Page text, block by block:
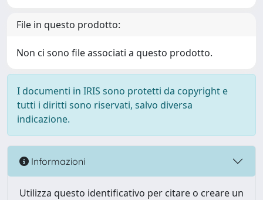
File in questo prodotto:
Non ci sono file associati a questo prodotto.
I documenti in IRIS sono protetti da copyright e
tutti i diritti sono riservati, salvo diversa
indicazione.
Informazioni
Utilizza questo identificativo per citare o creare un